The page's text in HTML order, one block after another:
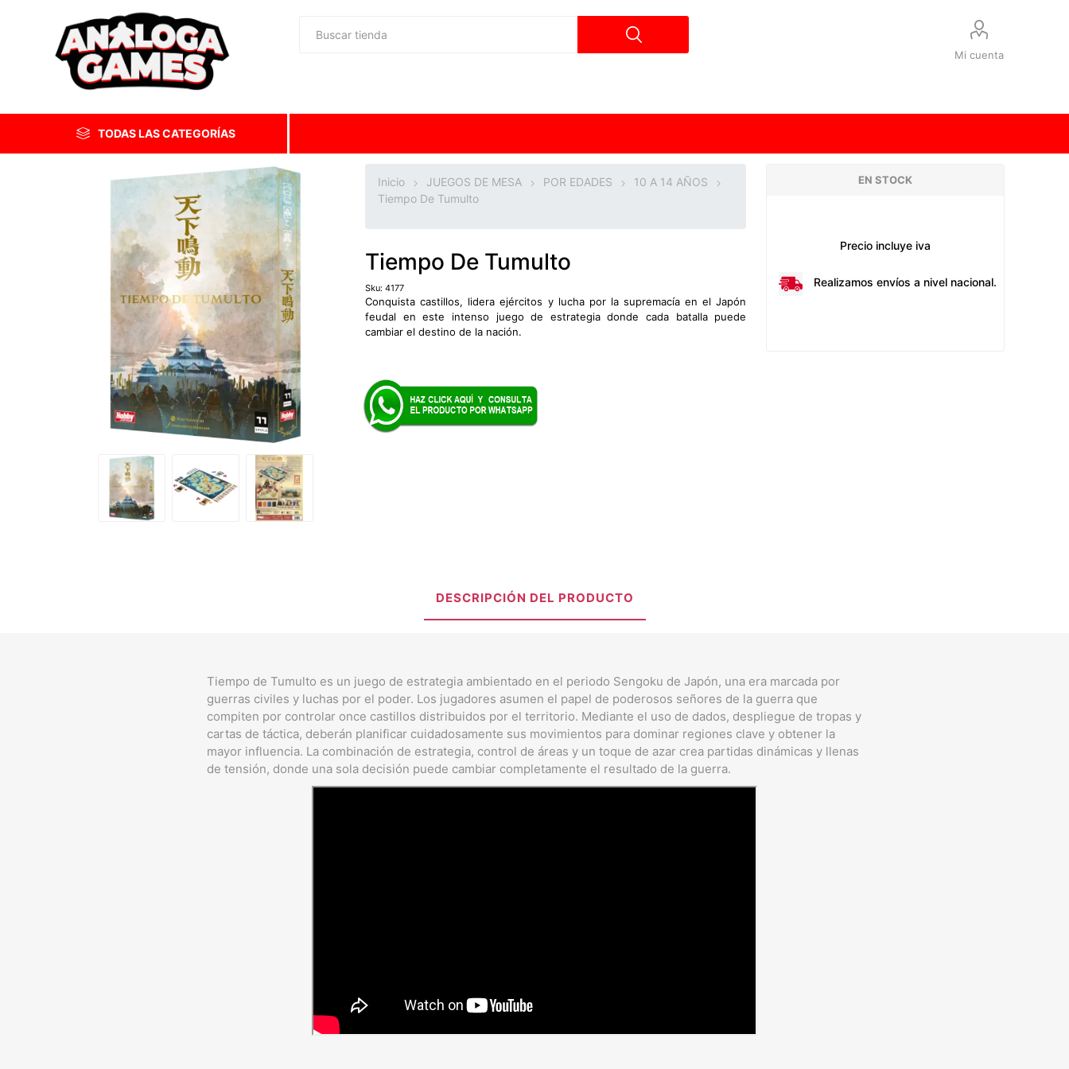
Mi cuenta
TODAS LAS CATEGORÍAS
Inicio JUEGOS DE MESA POR EDADES
10 A 14 AÑOS
Tiempo De Tumulto
Tiempo De Tumulto
Sku: 4177
Conquista castillos, lidera ejércitos y lucha por la supremacía en el Japón
feudal en este intenso juego de estrategia donde cada batalla puede
cambiar el destino de la nación.
EN STOCK
Precio incluye iva
Realizamos envíos a nivel nacional.
DESCRIPCIÓN DEL PRODUCTO
Tiempo de Tumulto es un juego de estrategia ambientado en el periodo Sengoku de Japón, una era marcada por
guerras civiles y luchas por el poder. Los jugadores asumen el papel de poderosos señores de la guerra que
compiten por controlar once castillos distribuidos por el territorio. Mediante el uso de dados, despliegue de tropas y
cartas de táctica, deberán planificar cuidadosamente sus movimientos para dominar regiones clave y obtener la
mayor influencia. La combinación de estrategia, control de áreas y un toque de azar crea partidas dinámicas y llenas
de tensión, donde una sola decisión puede cambiar completamente el resultado de la guerra.